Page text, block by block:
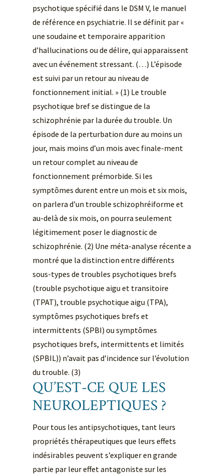
psychotique spécifié dans le DSM V, le manuel
de référence en psychiatrie. Il se définit par «
une soudaine et temporaire apparition
d’hallucinations ou de délire, qui apparaissent
avec un événement stressant. (…) L’épisode
est suivi par un retour au niveau de
fonctionnement initial. » (1) Le trouble
psychotique bref se distingue de la
schizophrénie par la durée du trouble. Un
épisode de la perturbation dure au moins un
jour, mais moins d’un mois avec finale-ment
un retour complet au niveau de
fonctionnement prémorbide. Si les
symptômes durent entre un mois et six mois,
on parlera d’un trouble schizophréiforme et
au-delà de six mois, on pourra seulement
légitimement poser le diagnostic de
schizophrénie. (2) Une méta-analyse récente a
montré que la distinction entre différents
sous-types de troubles psychotiques brefs
(trouble psychotique aigu et transitoire
(TPAT), trouble psychotique aigu (TPA),
symptômes psychotiques brefs et
intermittents (SPBI) ou symptômes
psychotiques brefs, intermittents et limités
(SPBIL)) n’avait pas d’incidence sur l’évolution
du trouble. (3)
QU’EST-CE QUE LES
NEUROLEPTIQUES ?
Pour tous les antipsychotiques, tant leurs
propriétés thérapeutiques que leurs effets
indésirables peuvent s’expliquer en grande
partie par leur effet antagoniste sur les